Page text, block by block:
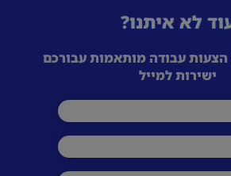
לא איתנו?
הצעות עבודה מותאמות עבורכם
ישירות למייל